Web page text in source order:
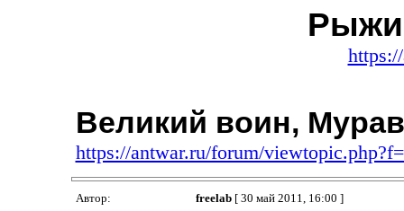
Великий воин,
https://antwar.ru/forum/
Автор: freelab[ 30 май 2011, 16:00 ]